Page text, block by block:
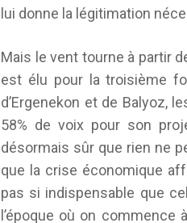
lui donne la légitimation
Mais le vent tourne à partir
est élu pour la troisième
d’Ergenekon et de Balyoz,
58% de voix pour son
désormais sûr que rien ne
que la crise économique
pas si indispensable que
l’époque où on